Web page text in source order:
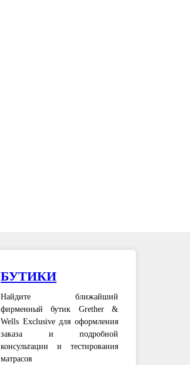
БУТИКИ
Найдите ближайший
фирменный бутик Grether &
Wells Exclusive для оформления
заказа и подробной
консультации и тестирования
матрасов